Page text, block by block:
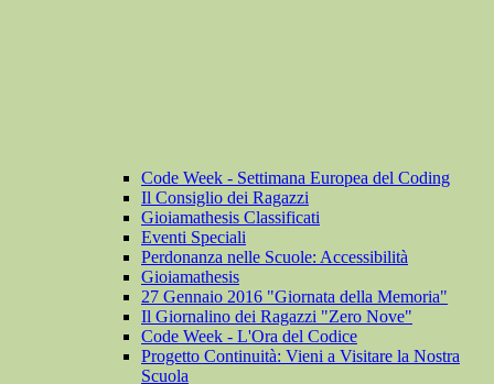
Code Week - Settimana Europea del Coding
Il Consiglio dei Ragazzi
Gioiamathesis Classificati
Eventi Speciali
Perdonanza nelle Scuole: Accessibilità
Gioiamathesis
27 Gennaio 2016 "Giornata della Memoria"
Il Giornalino dei Ragazzi "Zero Nove"
Code Week - L'Ora del Codice
Progetto Continuità: Vieni a Visitare la Nostra
Scuola